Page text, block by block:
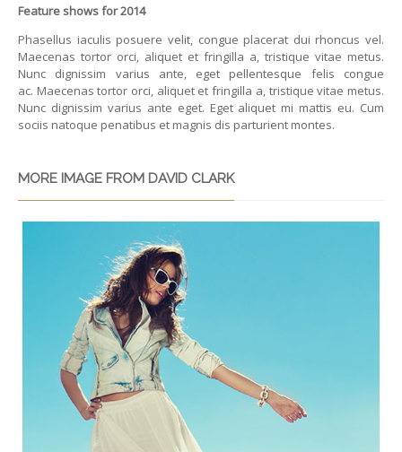
Feature shows for 2014
Phasellus iaculis posuere velit, congue placerat dui rhoncus vel.
Maecenas tortor orci, aliquet et fringilla a, tristique vitae metus.
Nunc dignissim varius ante, eget pellentesque felis congue
ac. Maecenas tortor orci, aliquet et fringilla a, tristique vitae metus.
Nunc dignissim varius ante eget. Eget aliquet mi mattis eu. Cum
sociis natoque penatibus et magnis dis parturient montes.
MORE IMAGE FROM DAVID CLARK